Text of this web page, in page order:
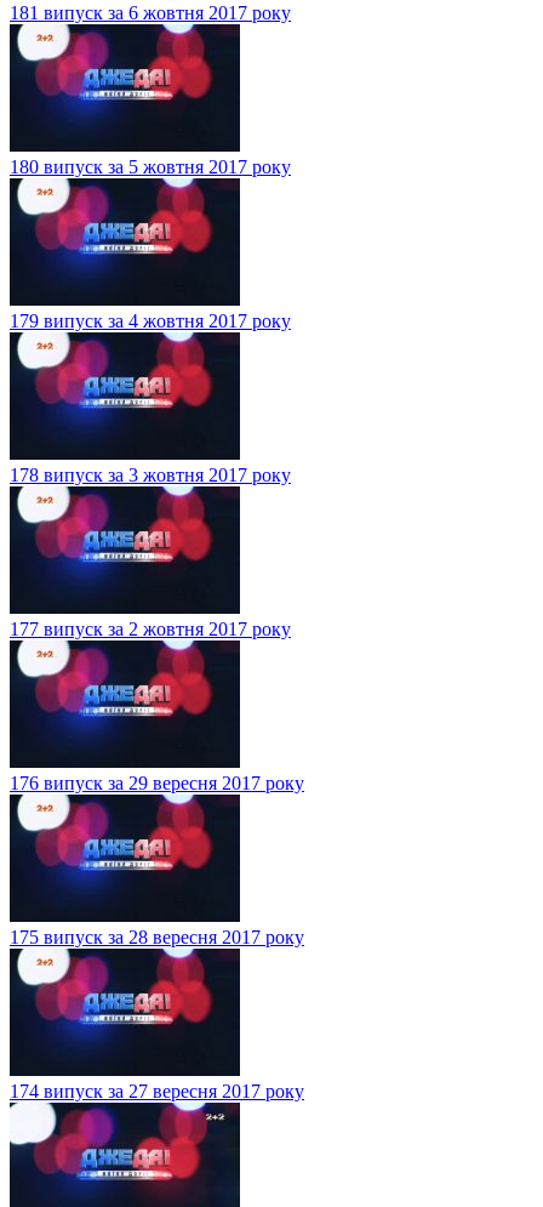
181 випуск за 6 жовтня 2017 року
180 випуск за 5 жовтня 2017 року
179 випуск за 4 жовтня 2017 року
178 випуск за 3 жовтня 2017 року
177 випуск за 2 жовтня 2017 року
176 випуск за 29 вересня 2017 року
175 випуск за 28 вересня 2017 року
174 випуск за 27 вересня 2017 року